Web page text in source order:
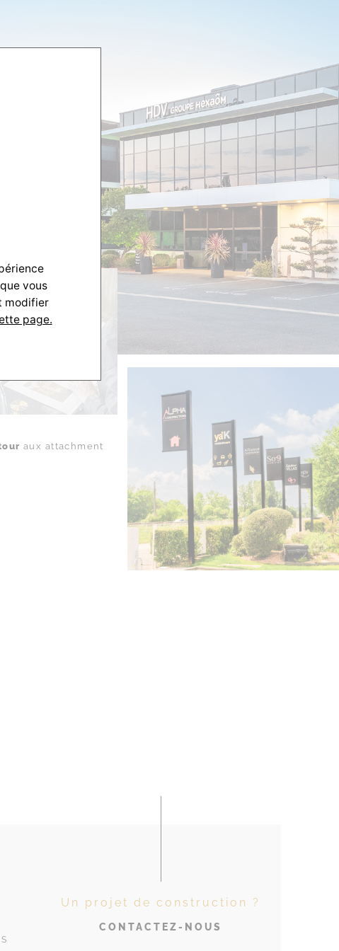
aux attachment
Un projet de construction ?
CONTACTEZ-NOUS
vous
modifier
page.